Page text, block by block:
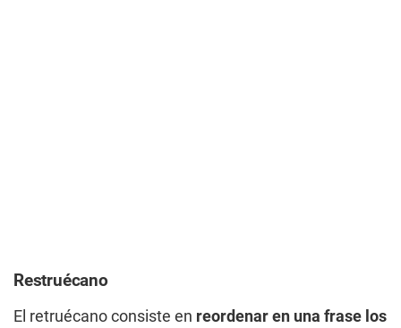
Restruécano
El retruécano consiste en reordenar en una frase los